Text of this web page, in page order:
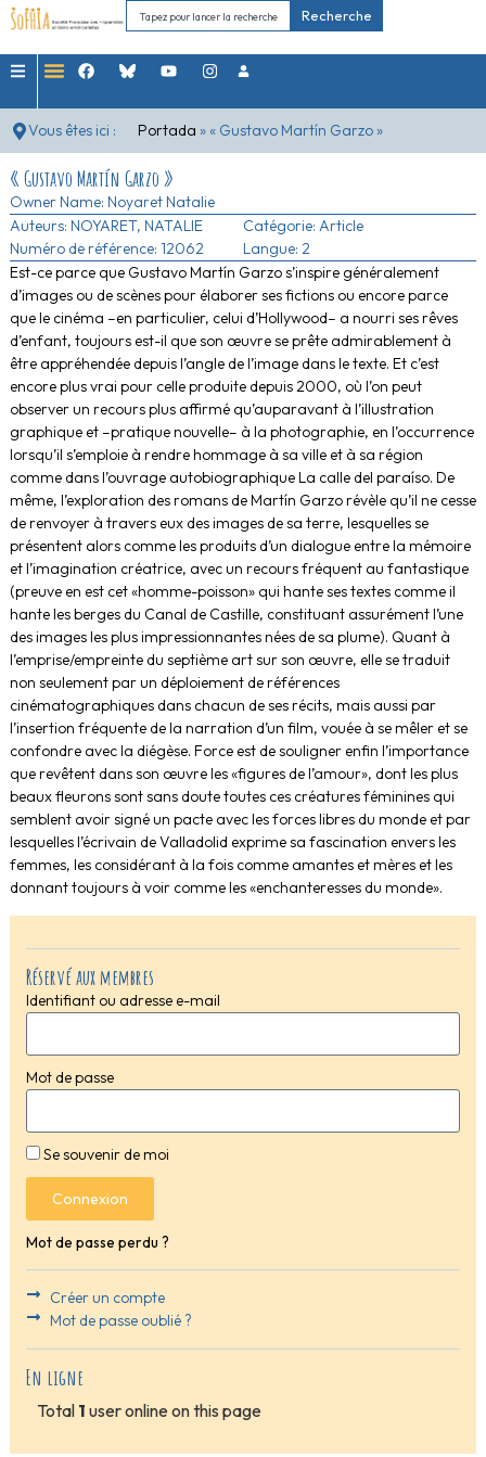
Recherche
Vous êtes ici : Portada »« Gustavo Martín Garzo »
Réservé aux membres
Identifiant ou adresse e-mail
Mot de passe
Se souvenir de moi
Connexion
Mot de passe perdu ?
Créer un compte
Mot de passe oublié ?
En ligne
Total 1 user online on this page
« Gustavo Martín Garzo »
Owner Name: Noyaret Natalie
Auteurs: NOYARET, NATALIE
Numéro de référence: 12062
Catégorie: Article
Langue: 2
Est-ce parce que Gustavo Martín Garzo s’inspire généralement
d’images ou de scènes pour élaborer ses fictions ou encore parce
que le cinéma –en particulier, celui d’Hollywood– a nourri ses rêves
d’enfant, toujours est-il que son œuvre se prête admirablement à
être appréhendée depuis l’angle de l’image dans le texte. Et c’est
encore plus vrai pour celle produite depuis 2000, où l’on peut
observer un recours plus affirmé qu’auparavant à l’illustration
graphique et –pratique nouvelle– à la photographie, en l’occurrence
lorsqu’il s’emploie à rendre hommage à sa ville et à sa région
comme dans l’ouvrage autobiographique La calle del paraíso. De
même, l’exploration des romans de Martín Garzo révèle qu’il ne cesse
de renvoyer à travers eux des images de sa terre, lesquelles se
présentent alors comme les produits d’un dialogue entre la mémoire
et l’imagination créatrice, avec un recours fréquent au fantastique
(preuve en est cet «homme-poisson» qui hante ses textes comme il
hante les berges du Canal de Castille, constituant assurément l’une
des images les plus impressionnantes nées de sa plume). Quant à
l’emprise/empreinte du septième art sur son œuvre, elle se traduit
non seulement par un déploiement de références
cinématographiques dans chacun de ses récits, mais aussi par
l’insertion fréquente de la narration d’un film, vouée à se mêler et se
confondre avec la diégèse. Force est de souligner enfin l’importance
que revêtent dans son œuvre les «figures de l’amour», dont les plus
beaux fleurons sont sans doute toutes ces créatures féminines qui
semblent avoir signé un pacte avec les forces libres du monde et par
lesquelles l’écrivain de Valladolid exprime sa fascination envers les
femmes, les considérant à la fois comme amantes et mères et les
donnant toujours à voir comme les «enchanteresses du monde».